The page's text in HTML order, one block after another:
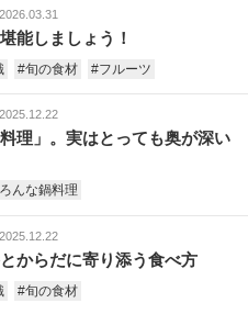
能しましょう！
#旬の食材 #フルーツ
理」。実はとっても奥が深い
んな鍋料理
とからだに寄り添う食べ方
#旬の食材